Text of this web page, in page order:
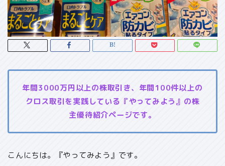
年間3000万円以上の株取引き、年間100件以上の
クロス取引を実践している『やってみよう』の株
主優待紹介ページです。
こんにちは。『やってみよう』です。